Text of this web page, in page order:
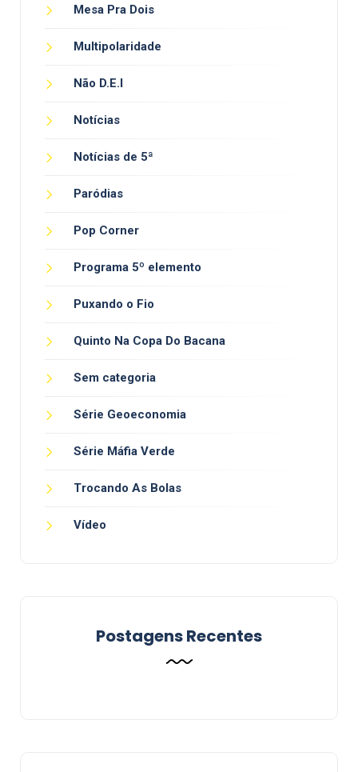
Mesa Pra Dois
Multipolaridade
Não D.E.I
Notícias
Notícias de 5ª
Paródias
Pop Corner
Programa 5º elemento
Puxando o Fio
Quinto Na Copa Do Bacana
Sem categoria
Série Geoeconomia
Série Máfia Verde
Trocando As Bolas
Vídeo
Postagens Recentes